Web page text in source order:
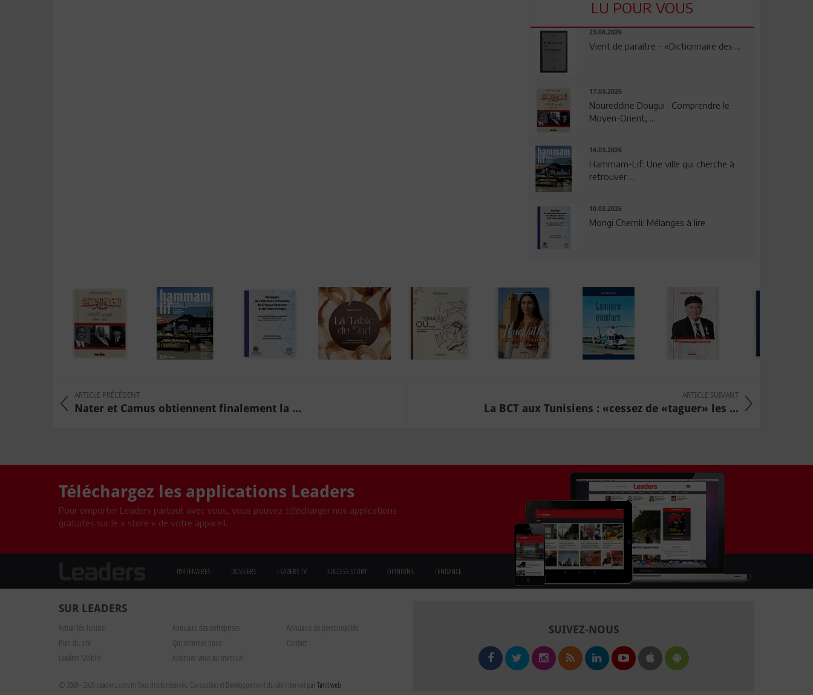
LU POUR VOUS
23.04.2026
Vient de paraître - «Dictionnaire des ...
17.03.2026
Noureddine Dougui : Comprendre le
Moyen-Orient, ...
14.03.2026
Hammam-Lif: Une ville qui cherche à
retrouver ...
10.03.2026
Mongi Chemli: Mélanges à lire
ARTICLE PRÉCÉDENT
Nater et Camus obtiennent finalement la ...
ARTICLE SUIVANT
La BCT aux Tunisiens : «cessez de «taguer» les ...
Téléchargez les applications Leaders
Pour emporter Leaders partout avec vous, vous pouvez télécharger nos applications
gratuites sur le « store » de votre appareil.
PARTENAIRES DOSSIERS LEADERS TV SUCCESS STORY OPINIONS TENDANCE
SUR LEADERS
Actualités Tunisie Annuaire des entreprises
Annuaire de personnalités
Plan du site
Qui sommes nous
Contact
Leaders Mobile
Abonnez-vous au mensuel
© 2009 - 2026 Leaders.com.tn Tous droits réservés. Conception et Développement du site internet parTanit web
SUIVEZ-NOUS